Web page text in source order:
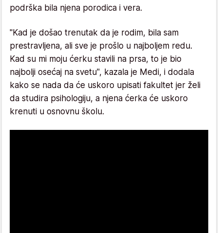
podrška bila njena porodica i vera.
"Kad je došao trenutak da je rodim, bila sam
prestravljena, ali sve je prošlo u najboljem redu.
Kad su mi moju ćerku stavili na prsa, to je bio
najbolji osećaj na svetu", kazala je Medi, i dodala
kako se nada da će uskoro upisati fakultet jer želi
da studira psihologiju, a njena ćerka će uskoro
krenuti u osnovnu školu.